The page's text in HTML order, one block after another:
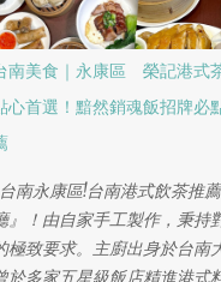
4月
1月
10月
9月
南美食｜永康區 榮記港式
心首選！黯然銷魂飯招牌必
南永康區!台南港式飲茶推
』！由自家手工製作，秉持
極致要求。主廚出身於台南
於多家五星級飯店精進港式